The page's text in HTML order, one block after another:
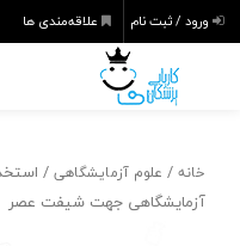
ورود / ثبت نام علاقه‌مندی ها
خانه / علوم آزمایشگاهی /
آزمایشگاهی جهت شیفت عصر